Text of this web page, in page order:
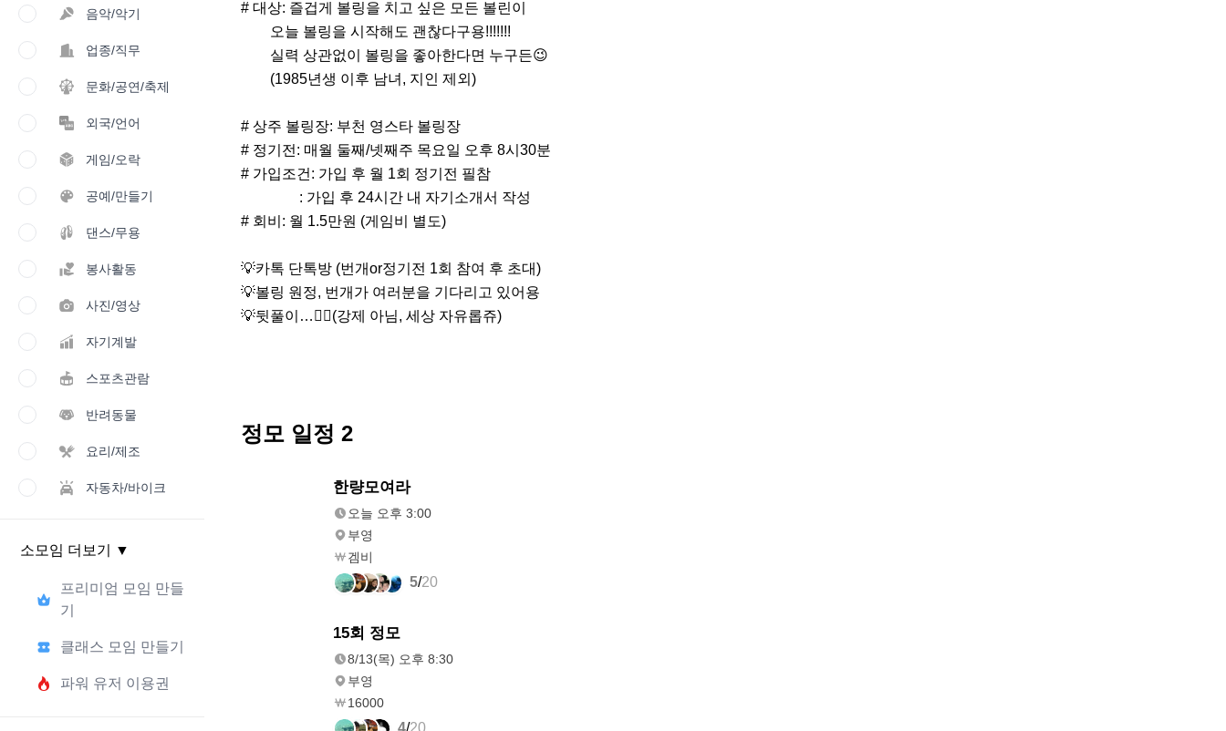
음악/악기
업종/직무
문화/공연/축제
외국/언어
게임/오락
공예/만들기
댄스/무용
봉사활동
사진/영상
자기계발
스포츠관람
반려동물
요리/제조
자동차/바이크
소모임 더보기 ▼
프리미엄 모임 만들
기
클래스 모임 만들기
파워 유저 이용권
# 대상: 즐겁게 볼링을 치고 싶은 모든 볼린이
# 상주 볼링장: 부천 영스타 볼링장
# 정기전: 매월 둘째/넷째주 목요일 오후 8시30분
# 가입조건: 가입 후 월 1회 정기전 필참
# 회비: 월 1.5만원 (게임비 별도)
💡카톡 단톡방 (번개or정기전 1회 참여 후 초대)
💡볼링 원정, 번개가 여러분을 기다리고 있어용
💡뒷풀이…❤️‍🔥(강제 아님, 세상 자유롭쥬)
정모 일정 2
한량모여라
오늘 오후 3:00
부영
겜비
5/20
15회 정모
8/13(목) 오후 8:30
부영
16000
4/20